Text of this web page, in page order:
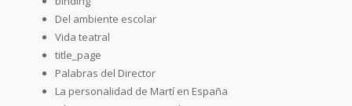
Del ambiente escolar
Vida teatral
title_page
Palabras del Director
La personalidad de Martí en España